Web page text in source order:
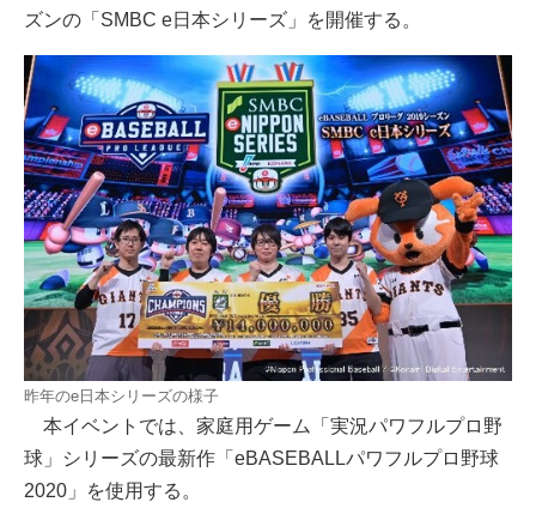
ズンの「SMBC e日本シリーズ」を開催する。
昨年のe日本シリーズの様子
本イベントでは、家庭用ゲーム「実況パワフルプロ野
球」シリーズの最新作「eBASEBALLパワフルプロ野球
2020」を使用する。